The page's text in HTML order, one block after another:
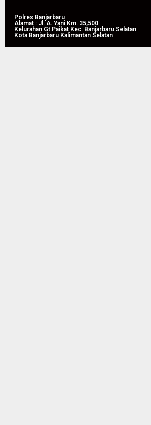
Polres Banjarbaru
Alamat : Jl. A. Yani Km. 35,500
Kelurahan Gt.Paikat Kec. Banjarbaru Selatan
Kota Banjarbaru Kalimantan Selatan